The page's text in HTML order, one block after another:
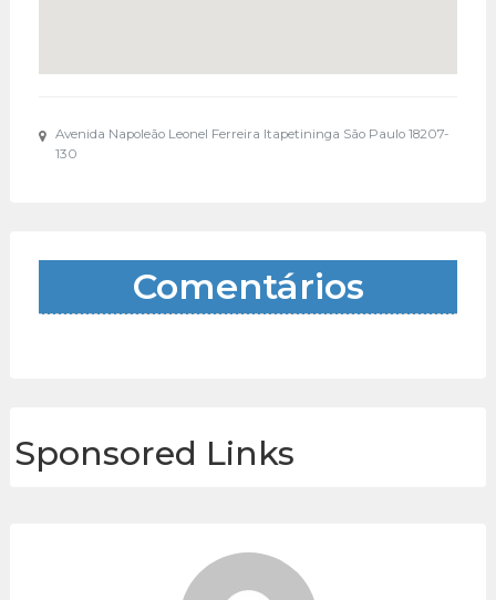
Avenida Napoleão Leonel Ferreira Itapetininga São Paulo 18207-
130
Comentários
Sponsored Links